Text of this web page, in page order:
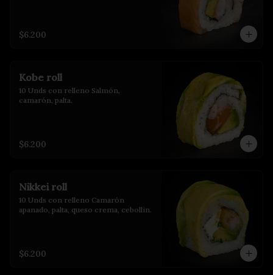
$6.200
Kobe roll
10 Unds con relleno Salmón,
camarón, palta.
$6.200
Nikkei roll
10 Unds con relleno Camarón
apanado, palta, queso crema, cebollin.
$6.200